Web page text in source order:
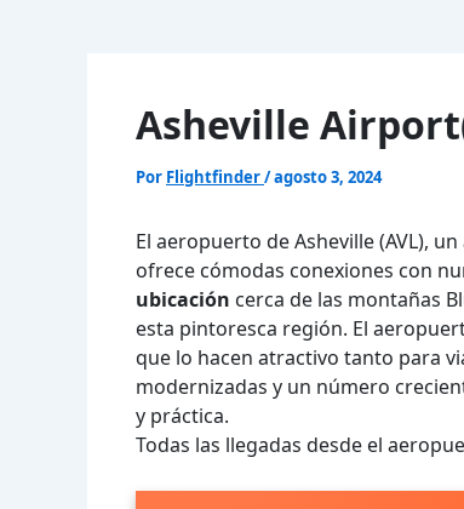
Asheville
Por Flightfinder/agosto 3, 2024
El aeropuerto de Asheville (AVL),
ofrece cómodas conexiones con
ubicación cerca de las montañas
esta pintoresca región. El
que lo hacen atractivo tanto para
modernizadas y un número
y práctica.
Todas las llegadas desde el